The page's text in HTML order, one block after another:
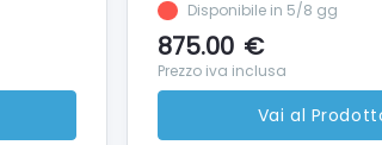
Disponibile in 5/8 gg
875.00 €
Prezzo iva inclusa
Vai al